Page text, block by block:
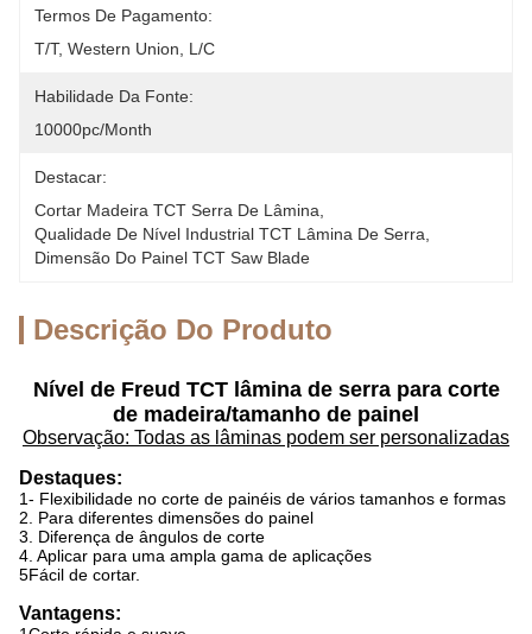
Termos De Pagamento:
T/T, Western Union, L/C
Habilidade Da Fonte:
10000pc/month
Destacar:
Cortar Madeira TCT Serra De Lâmina
Qualidade De Nível Industrial TCT Lâmina De Serra
Dimensão Do Painel TCT Saw Blade
Descrição Do Produto
Nível de Freud TCT lâmina de serra para corte
de madeira/tamanho de painel
Observação: Todas as lâminas podem ser personalizadas
Destaques:
1- Flexibilidade no corte de painéis de vários tamanhos e formas
2. Para diferentes dimensões do painel
3. Diferença de ângulos de corte
4. Aplicar para uma ampla gama de aplicações
5Fácil de cortar.
Vantagens: